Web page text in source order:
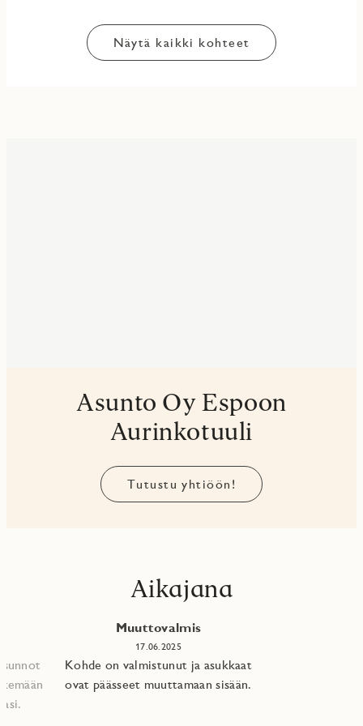
Näytä kaikki kohteet
Asunto Oy Espoon
Aurinkotuuli
Tutustu yhtiöön!
Aikajana
Muuttovalmis
17.06.2025
Kohde on valmistunut ja asukkaat
ovat päässeet muuttamaan sisään.